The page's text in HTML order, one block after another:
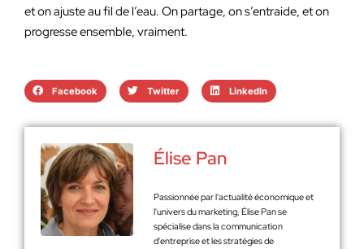
et on ajuste au fil de l’eau. On partage, on s’entraide, et on
progresse ensemble, vraiment.
Facebook Twitter LinkedIn
Élise Pan
Passionnée par l'actualité économique et
l'univers du marketing, Élise Pan se
spécialise dans la communication
d'entreprise et les stratégies de